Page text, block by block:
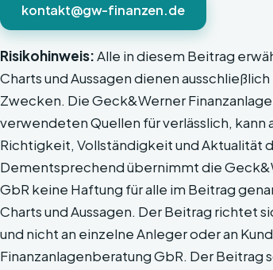
kontakt@gw-finanzen.de
Risikohinweis:Alle in diesem Beitrag
Charts und Aussagen dienen
Zwecken. Die Geck&Werner
verwendeten Quellen für verlässlich, kann
Richtigkeit, Vollständigkeit und Aktualität
Dementsprechend übernimmt die
GbR keine Haftung für alle im Beitrag
Charts und Aussagen. Der Beitrag richtet
und nicht an einzelne Anleger oder an
Finanzanlagenberatung GbR. Der Beitrag